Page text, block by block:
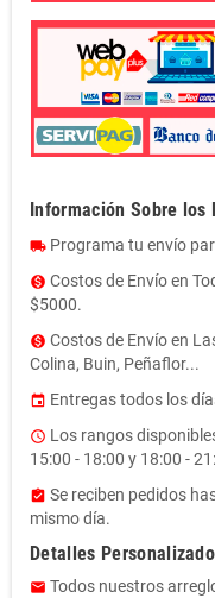
Información Sobre
local_shipping Programa tu envío
monetization_on Costos de Envío en
$5000.
monetization_on Costos de Envío en
Colina, Buin, Peñaflor...
event Entregas todos los
access_time Los rangos
15:00 - 18:00 y 18:00 -
assignment_turned_in Se reciben pedidos
mismo día.
Detalles
email Todos nuestros